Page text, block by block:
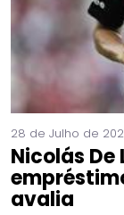
28 de Julho de
Nicolás De
avalia